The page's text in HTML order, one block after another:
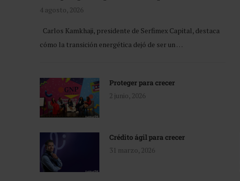
4 agosto, 2026
Carlos Kamkhaji, presidente de Serfimex Capital, destaca
cómo la transición energética dejó de ser un …
Proteger para crecer
2 junio, 2026
Crédito ágil para crecer
31 marzo, 2026